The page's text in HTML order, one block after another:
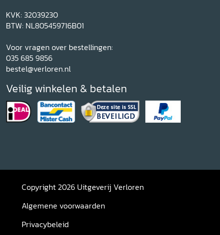
KVK: 32039230
BTW: NL805459716B01
Voor vragen over bestellingen:
035 685 9856
bestel@verloren.nl
Veilig winkelen & betalen
Copyright 2026 Uitgeverij Verloren
Algemene voorwaarden
Privacybeleid